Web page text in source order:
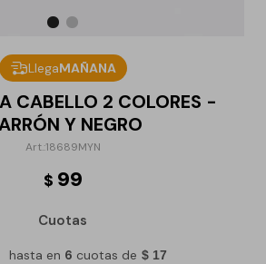
LlegaMAÑANA
CABELLO 2 COLORES -
Y NEGRO
18689MYN
$ 99
Cuotas
hasta en 6 cuotas de $ 17